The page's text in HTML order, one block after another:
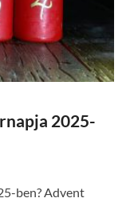
2025-
ben? Advent